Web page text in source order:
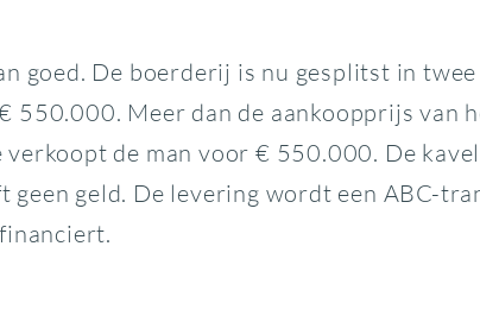
goed. De boerderij is nu gesplitst in
550.000. Meer dan de aankoopprijs van
de man voor € 550.000. De
geld. De levering wordt een ABC-